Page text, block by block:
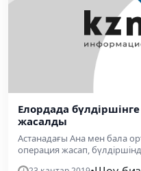
Елордада
жасалды
Астанадағы Ана мен бала
операция жасап,